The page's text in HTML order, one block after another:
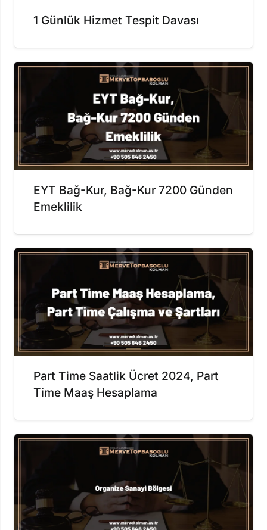
1 Günlük Hizmet Tespit Davası
EYT Bağ-Kur, Bağ-Kur 7200 Günden
Emeklilik
Part Time Saatlik Ücret 2024, Part
Time Maaş Hesaplama